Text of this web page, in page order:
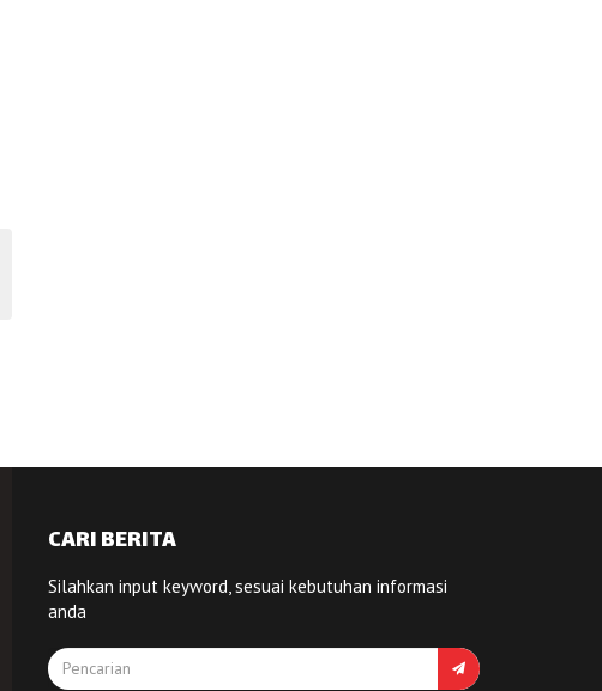
CARI BERITA
Silahkan input keyword, sesuai kebutuhan informasi
anda